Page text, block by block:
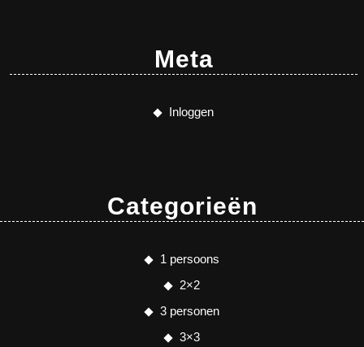
Meta
Inloggen
Categorieën
1 persoons
2×2
3 personen
3×3